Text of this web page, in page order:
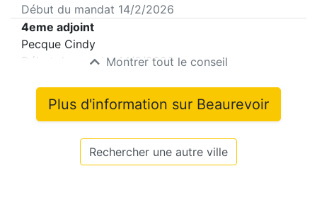
Début du mandat 14/2/2026
4eme adjoint
Pecque Cindy
Début du mandat14/2/2026
Montrer tout le conseil
Plus d'information sur Beaurevoir
Rechercher une autre ville